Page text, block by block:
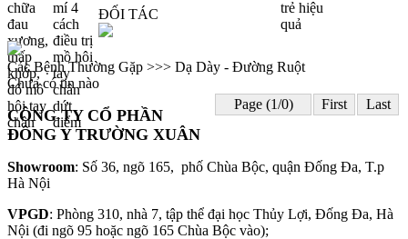
ĐỐI TÁC
Các Bệnh Thường Gặp >>> Dạ Dày - Đường Ruột
Chưa có tin nào
Page (1/0)
First Last
CÔNG TY CỔ PHẦN
ĐÔNG Y TRƯỜNG XUÂN
Showroom: Số 36, ngõ 165, phố Chùa Bộc, quận Đống Đa, T.p
Hà Nội
VPGD: Phòng 310, nhà 7, tập thể đại học Thủy Lợi, Đống Đa, Hà
Nội (đi ngõ 95 hoặc ngõ 165 Chùa Bộc vào);